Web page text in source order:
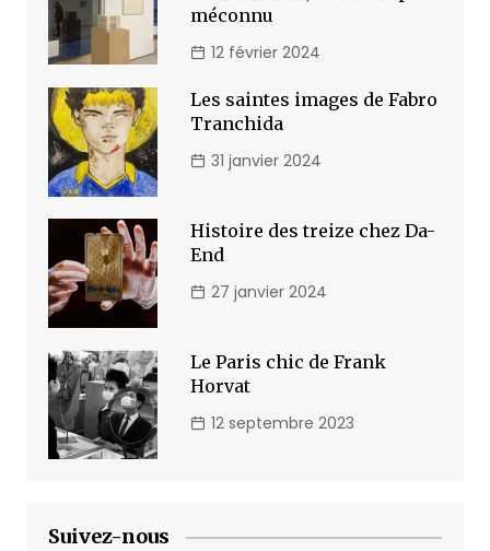
méconnu
12 février 2024
Les saintes images de Fabro
Tranchida
31 janvier 2024
Histoire des treize chez Da-
End
27 janvier 2024
Le Paris chic de Frank
Horvat
12 septembre 2023
Suivez-nous